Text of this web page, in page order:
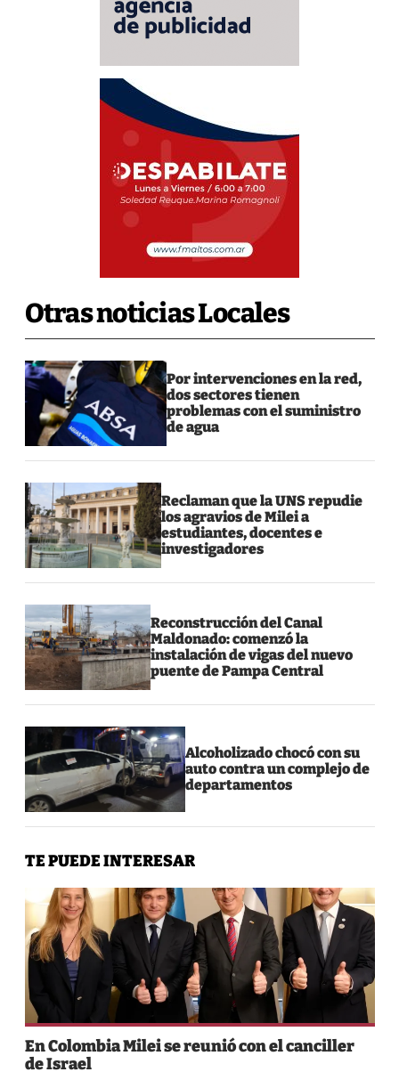
Otras noticias Locales
Por intervenciones en la red,
dos sectores tienen
problemas con el suministro
de agua
Reclaman que la UNS repudie
los agravios de Milei a
estudiantes, docentes e
investigadores
Reconstrucción del Canal
Maldonado: comenzó la
instalación de vigas del nuevo
puente de Pampa Central
Alcoholizado chocó con su
auto contra un complejo de
departamentos
TE PUEDE INTERESAR
En Colombia Milei se reunió con el canciller
de Israel